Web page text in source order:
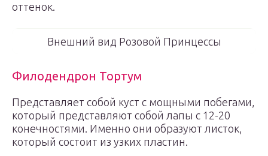
оттенок.
Внешний вид Розовой Принцессы
Филодендрон Тортум
Представляет собой куст с мощными побегами,
который представляют собой лапы с 12-20
конечностями. Именно они образуют листок,
который состоит из узких пластин.